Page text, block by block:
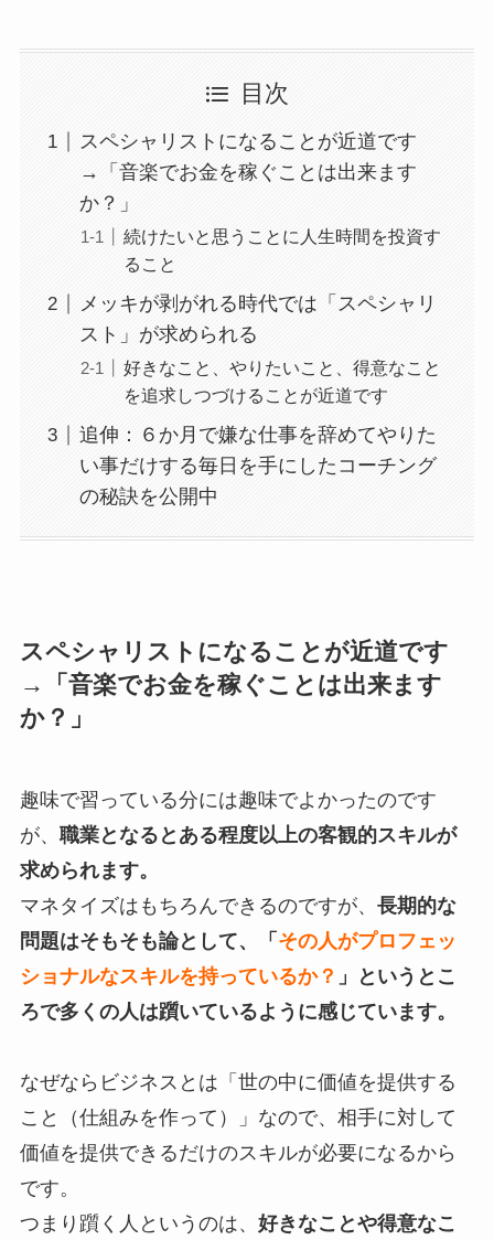
目次
スペシャリストになることが近道です
→「音楽でお金を稼ぐことは出来ます
か？」
続けたいと思うことに人生時間を投資す
ること
メッキが剥がれる時代では「スペシャリ
スト」が求められる
好きなこと、やりたいこと、得意なこと
を追求しつづけることが近道です
追伸：６か月で嫌な仕事を辞めてやりた
い事だけする毎日を手にしたコーチング
の秘訣を公開中
スペシャリストになることが近道です
→「音楽でお金を稼ぐことは出来ます
か？」
趣味で習っている分には趣味でよかったのです
が、 職業となるとある程度以上の客観的スキルが
求められます。
マネタイズはもちろんできるのですが、 長期的な
問題はそもそも論として、「 その人がプロフェッ
ショナルなスキルを持っているか？ 」というとこ
ろで多くの人は躓いているように感じています。
なぜならビジネスとは「世の中に価値を提供する
こと（仕組みを作って）」なので、相手に対して
価値を提供できるだけのスキルが必要になるから
です。
つまり躓く人というのは、 好きなことや得意なこ